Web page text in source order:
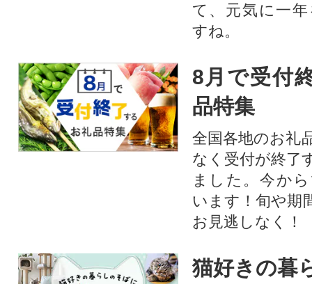
て、元気に一
すね。
8月で受付
品特集
全国各地のお礼
なく受付が終了
ました。今か
います！旬や期
お見逃しなく！
猫好きの暮